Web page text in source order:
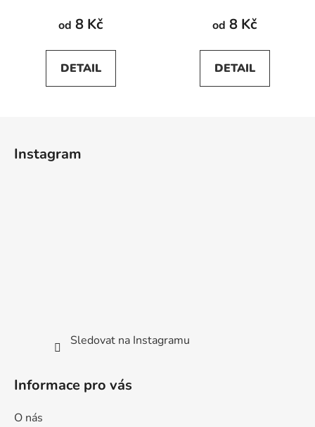
od 8 Kč
DETAIL
od 8 Kč
DETAIL
Instagram
Sledovat na Instagramu
Informace pro vás
O nás